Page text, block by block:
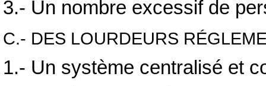
3.- Un nombre excessif de
C.- DES LOURDEURS
1.- Un système centralisé et